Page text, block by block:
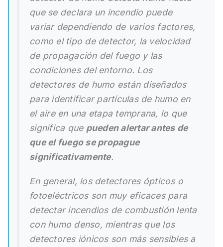
que se declara un incendio puede
variar dependiendo de varios factores,
como el tipo de detector, la velocidad
de propagación del fuego y las
condiciones del entorno. Los
detectores de humo están diseñados
para identificar partículas de humo en
el aire en una etapa temprana, lo que
significa que pueden alertar antes de
que el fuego se propague
significativamente.
En general, los detectores ópticos o
fotoeléctricos son muy eficaces para
detectar incendios de combustión lenta
con humo denso, mientras que los
detectores iónicos son más sensibles a